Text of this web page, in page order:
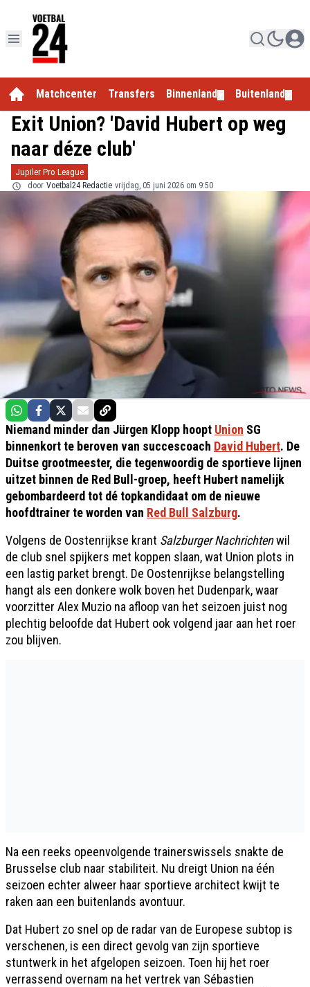
Matchcenter Transfers Binnenland Buitenland
Exit Union? 'David Hubert op weg
naar déze club'
Jupiler Pro League
door Voetbal24 Redactie vrijdag, 05 juni 2026 om 9:50
Niemand minder dan Jürgen Klopp hoopt Union SG
binnenkort te beroven van succescoach David Hubert. De
Duitse grootmeester, die tegenwoordig de sportieve lijnen
uitzet binnen de Red Bull-groep, heeft Hubert namelijk
gebombardeerd tot dé topkandidaat om de nieuwe
hoofdtrainer te worden van Red Bull Salzburg.
Volgens de Oostenrijkse krant Salzburger Nachrichtenwil
de club snel spijkers met koppen slaan, wat Union plots in
een lastig parket brengt. De Oostenrijkse belangstelling
hangt als een donkere wolk boven het Dudenpark, waar
voorzitter Alex Muzio na afloop van het seizoen juist nog
plechtig beloofde dat Hubert ook volgend jaar aan het roer
zou blijven.
Na een reeks opeenvolgende trainerswissels snakte de
Brusselse club naar stabiliteit. Nu dreigt Union na één
seizoen echter alweer haar sportieve architect kwijt te
raken aan een buitenlands avontuur.
Dat Hubert zo snel op de radar van de Europese subtop is
verschenen, is een direct gevolg van zijn sportieve
stuntwerk in het afgelopen seizoen. Toen hij het roer
verrassend overnam na het vertrek van Sébastien